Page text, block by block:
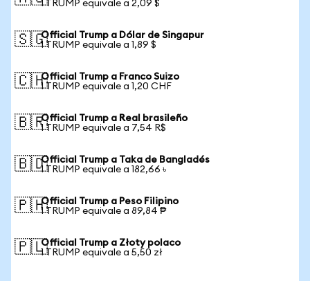
1 TRUMP equivale a 2,09 $
🇸🇬Official Trump a Dólar de Singapur
1 TRUMP equivale a 1,89 $
🇨🇭Official Trump a Franco Suizo
1 TRUMP equivale a 1,20 CHF
🇧🇷Official Trump a Real brasileño
1 TRUMP equivale a 7,54 R$
🇧🇩Official Trump a Taka de Bangladés
1 TRUMP equivale a 182,66 ৳
🇵🇭Official Trump a Peso Filipino
1 TRUMP equivale a 89,84 ₱
🇵🇱Official Trump a Złoty polaco
1 TRUMP equivale a 5,50 zł